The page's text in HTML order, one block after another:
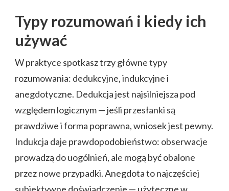
Typy rozumowań i kiedy ich
używać
W praktyce spotkasz trzy główne typy
rozumowania: dedukcyjne, indukcyjne i
anegdotyczne. Dedukcja jest najsilniejsza pod
względem logicznym — jeśli przesłanki są
prawdziwe i forma poprawna, wniosek jest pewny.
Indukcja daje prawdopodobieństwo: obserwacje
prowadzą do uogólnień, ale mogą być obalone
przez nowe przypadki. Anegdota to najczęściej